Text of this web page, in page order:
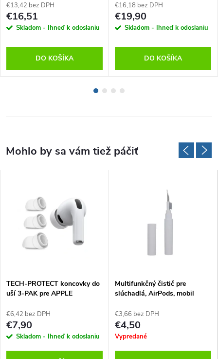
€13,42 bez DPH
€16,51
Skladom - Ihneď k odoslaniu
DO KOŠÍKA
€16,18 bez DPH
€19,90
Skladom - Ihneď k odoslaniu
DO KOŠÍKA
TECH-PROTECT koncovky do
uší 3-PAK pre APPLE
€6,42 bez DPH
€7,90
Skladom - Ihneď k odoslaniu
Multifunkčný čistič pre
slúchadlá, AirPods, mobil
€3,66 bez DPH
€4,50
Vypredané